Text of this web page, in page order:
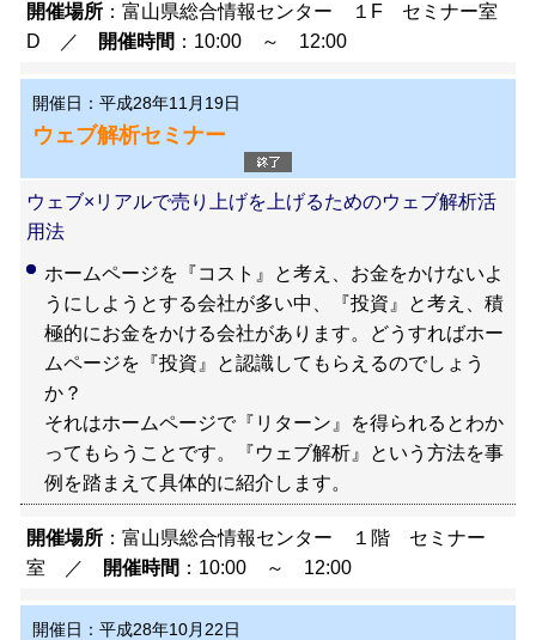
開催場所 ：富山県総合情報センター １F セミナー室
D ／
開催時間 ：10:00 ～ 12:00
開催日：平成28年11月19日
ウェブ解析セミナー
ウェブ×リアルで売り上げを上げるためのウェブ解析活
用法
ホームページを『コスト』と考え、お金をかけないよ
うにしようとする会社が多い中、『投資』と考え、積
極的にお金をかける会社があります。どうすればホー
ムページを『投資』と認識してもらえるのでしょう
か？
それはホームページで『リターン』を得られるとわか
ってもらうことです。『ウェブ解析』という方法を事
例を踏まえて具体的に紹介します。
開催場所 ：富山県総合情報センター １階 セミナー
室 ／
開催時間 ：10:00 ～ 12:00
開催日：平成28年10月22日